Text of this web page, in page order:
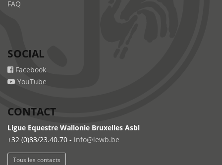
FAQ
SOCIAL
Facebook
YouTube
CONTACT
Ligue Equestre Wallonie Bruxelles Asbl
+32 (0)83/23.40.70 - info@lewb.be
Tous les contacts